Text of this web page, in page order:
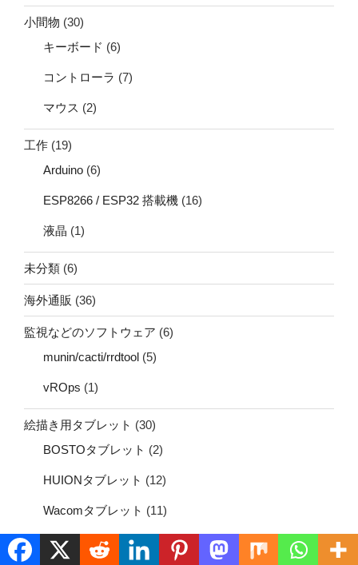
小間物 (30)
キーボード (6)
コントローラ (7)
マウス (2)
工作 (19)
Arduino (6)
ESP8266 / ESP32 搭載機 (16)
液晶 (1)
未分類 (6)
海外通販 (36)
監視などのソフトウェア (6)
munin/cacti/rrdtool (5)
vROps (1)
絵描き用タブレット (30)
BOSTOタブレット (2)
HUIONタブレット (12)
Wacomタブレット (11)
XP-Penタブレット